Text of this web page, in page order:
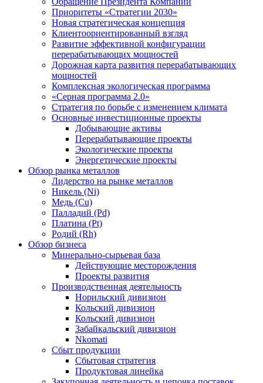
Приоритеты «Стратегии 2030»
Новая стратегическая концепция
Клиентоориентированный взгляд
Развитие эффективной конфигурации
перерабатывающих мощностей
Дорожная карта развития перерабатывающих
мощностей
Комплексная экологическая программа
«Серная программа 2.0»
Стратегия по борьбе с изменением климата
Основные инвестиционные проекты
Добывающие активы
Перерабатывающие проекты
Экологические проекты
Энергетические проекты
Обзор рынка металлов
Лидерство на рынке металлов
Никель (Ni)
Медь (Cu)
Палладий (Pd)
Платина (Pt)
Родий (Rh)
Обзор бизнеса
Минерально-сырьевая база
Действующие месторождения
Проекты развития
Производственная деятельность
Норильский дивизион
Кольский дивизион
Кольский дивизион
Забайкальский дивизион
Nkomati
Сбыт продукции
Сбытовая стратегия
Продуктовая линейка